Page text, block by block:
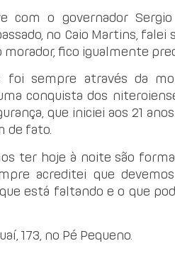
com o governador
no Caio Martins, falei
fico igualmente
foi sempre através da
conquista dos
que iniciei aos 21
de fato.
ter hoje à noite são
acreditei que
está faltando e o que
173, no Pé Pequeno.